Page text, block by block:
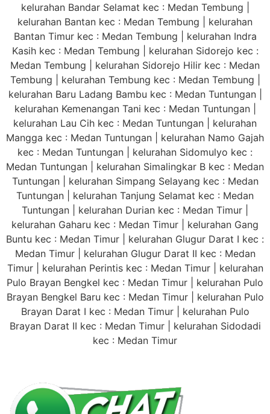
kelurahan Bandar Selamat kec : Medan Tembung |
kelurahan Bantan kec : Medan Tembung | kelurahan
Bantan Timur kec : Medan Tembung | kelurahan Indra
Kasih kec : Medan Tembung | kelurahan Sidorejo kec :
Medan Tembung | kelurahan Sidorejo Hilir kec : Medan
Tembung | kelurahan Tembung kec : Medan Tembung |
kelurahan Baru Ladang Bambu kec : Medan Tuntungan |
kelurahan Kemenangan Tani kec : Medan Tuntungan |
kelurahan Lau Cih kec : Medan Tuntungan | kelurahan
Mangga kec : Medan Tuntungan | kelurahan Namo Gajah
kec : Medan Tuntungan | kelurahan Sidomulyo kec :
Medan Tuntungan | kelurahan Simalingkar B kec : Medan
Tuntungan | kelurahan Simpang Selayang kec : Medan
Tuntungan | kelurahan Tanjung Selamat kec : Medan
Tuntungan | kelurahan Durian kec : Medan Timur |
kelurahan Gaharu kec : Medan Timur | kelurahan Gang
Buntu kec : Medan Timur | kelurahan Glugur Darat I kec :
Medan Timur | kelurahan Glugur Darat II kec : Medan
Timur | kelurahan Perintis kec : Medan Timur | kelurahan
Pulo Brayan Bengkel kec : Medan Timur | kelurahan Pulo
Brayan Bengkel Baru kec : Medan Timur | kelurahan Pulo
Brayan Darat I kec : Medan Timur | kelurahan Pulo
Brayan Darat II kec : Medan Timur | kelurahan Sidodadi
kec : Medan Timur